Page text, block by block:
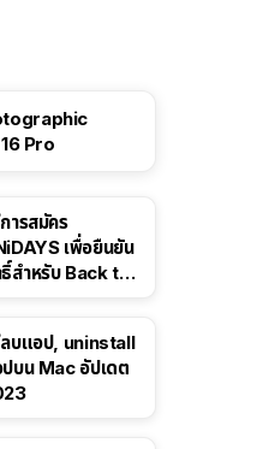
Pro
ารสมัคร
เพื่อยืนยัน
สำหรับ Back to
บแอป, uninstall
บน Mac อัปเดต